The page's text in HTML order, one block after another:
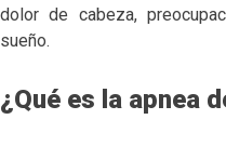
dolor de cabeza,
sueño.
¿Qué es la apnea